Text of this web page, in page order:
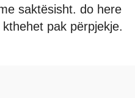
saktësisht. do here
pak përpjekje.